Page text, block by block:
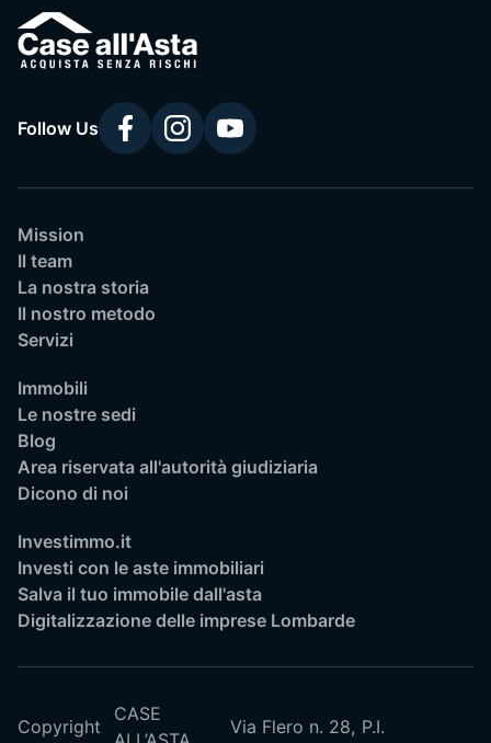
Follow Us
Mission
Il team
La nostra storia
Il nostro metodo
Servizi
Immobili
Le nostre sedi
Blog
Area riservata all'autorità giudiziaria
Dicono di noi
Investimmo.it
Investi con le aste immobiliari
Salva il tuo immobile dall'asta
Digitalizzazione delle imprese Lombarde
Copyright
CASE
Via Flero n. 28, P.I.